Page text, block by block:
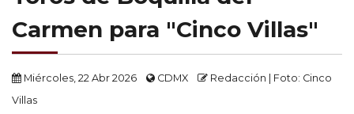
Carmen para "Cinco Villas"
Miércoles, 22 Abr 2026 CDMX
Redacción | Foto: Cinco
Villas